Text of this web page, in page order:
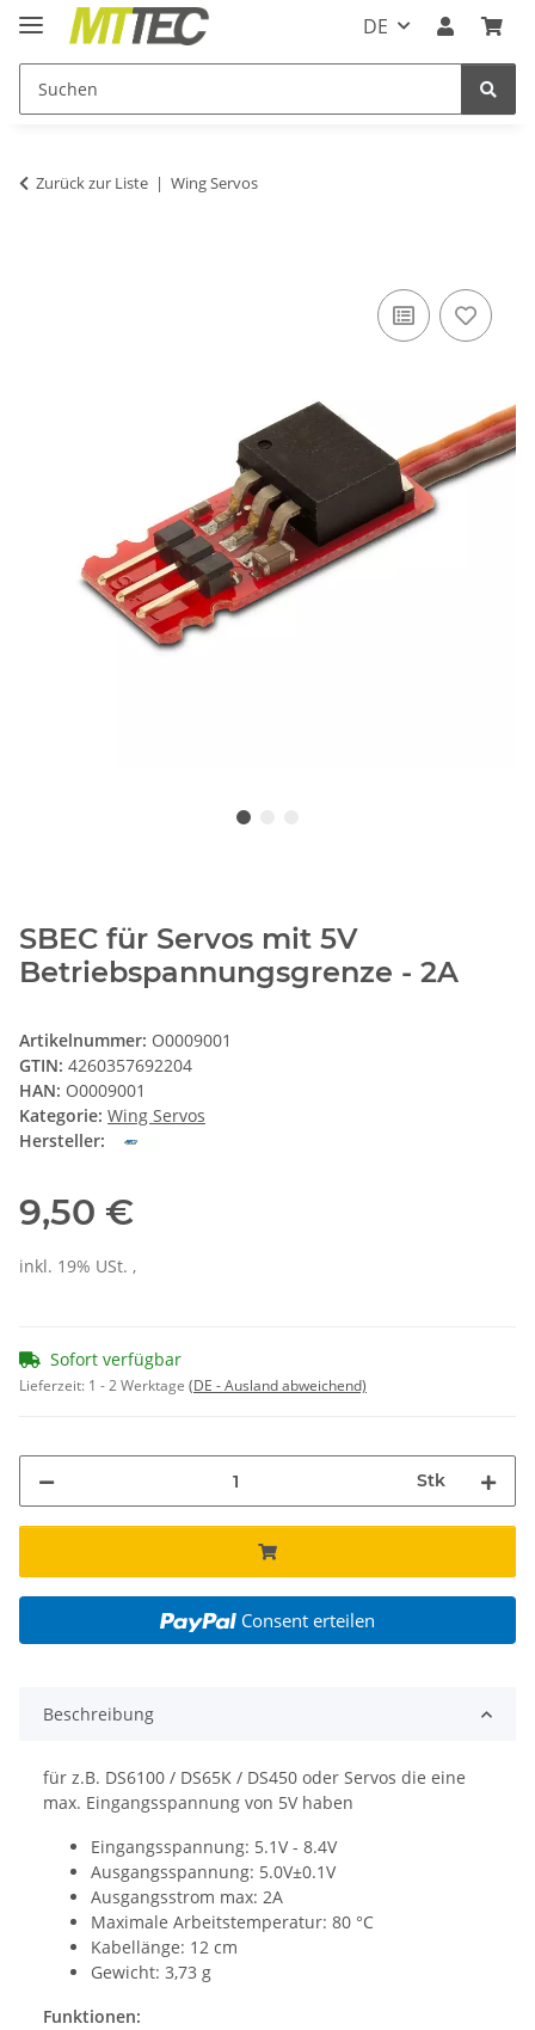
DE
Zurück zur Liste Wing Servos
SBEC für Servos mit 5V
Betriebspannungsgrenze - 2A
Artikelnummer: O0009001
GTIN: 4260357692204
HAN: O0009001
Kategorie: Wing Servos
Hersteller:
9,50 €
inkl. 19% USt. ,
Sofort verfügbar
Lieferzeit: 1 - 2 Werktage (DE - Ausland abweichend)
Stk
Consent erteilen
Beschreibung
für z.B. DS6100 / DS65K / DS450 oder Servos die eine
max. Eingangsspannung von 5V haben
Eingangsspannung: 5.1V - 8.4V
Ausgangsspannung: 5.0V±0.1V
Ausgangsstrom max: 2A
Maximale Arbeitstemperatur: 80 °C
Kabellänge: 12 cm
Gewicht: 3,73 g
Funktionen: